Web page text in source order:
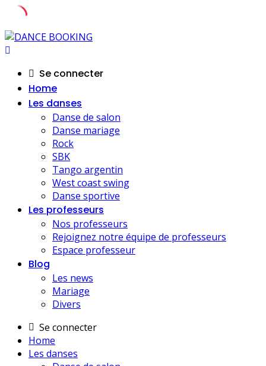
Skip
to
Se connecter
Home
Les danses
Danse de salon
Danse mariage
Rock
SBK
Tango argentin
West coast swing
Danse sportive
Les professeurs
Nos professeurs
Rejoignez notre équipe de professeurs
Espace professeur
Blog
Les news
Mariage
Divers
Se connecter
Home
Les danses